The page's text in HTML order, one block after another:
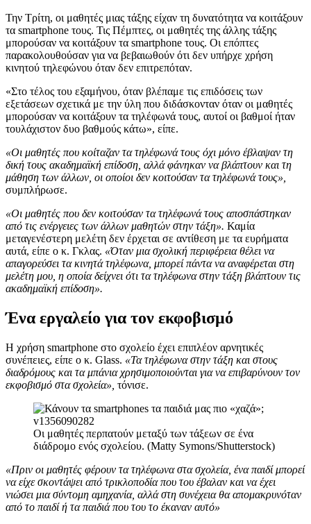
Την Τρίτη, οι μαθητές μιας τάξης είχαν τη δυνατότητα να κοιτάξουν
τα smartphone τους. Τις Πέμπτες, οι μαθητές της άλλης τάξης
μπορούσαν να κοιτάξουν τα smartphone τους. Οι επόπτες
παρακολουθούσαν για να βεβαιωθούν ότι δεν υπήρχε χρήση
κινητού τηλεφώνου όταν δεν επιτρεπόταν.
«Στο τέλος του εξαμήνου, όταν βλέπαμε τις επιδόσεις των
εξετάσεων σχετικά με την ύλη που διδάσκονταν όταν οι μαθητές
μπορούσαν να κοιτάξουν τα τηλέφωνά τους, αυτοί οι βαθμοί ήταν
τουλάχιστον δυο βαθμούς κάτω», είπε.
«Οι μαθητές που κοίταζαν τα τηλέφωνά τους όχι μόνο έβλαψαν τη
δική τους ακαδημαϊκή επίδοση, αλλά φάνηκαν να βλάπτουν και τη
μάθηση των άλλων, οι οποίοι δεν κοιτούσαν τα τηλέφωνά τους»,
συμπλήρωσε.
«Οι μαθητές που δεν κοιτούσαν τα τηλέφωνά τους αποσπάστηκαν
από τις ενέργειες των άλλων μαθητών στην τάξη». Καμία
μεταγενέστερη μελέτη δεν έρχεται σε αντίθεση με τα ευρήματα
αυτά, είπε ο κ. Γκλας. «Όταν μια σχολική περιφέρεια θέλει να
απαγορεύσει τα κινητά τηλέφωνα, μπορεί πάντα να αναφέρεται στη
μελέτη μου, η οποία δείχνει ότι τα τηλέφωνα στην τάξη βλάπτουν τις
ακαδημαϊκή επίδοση».
Ένα εργαλείο για τον εκφοβισμό
Η χρήση smartphone στο σχολείο έχει επιπλέον αρνητικές
συνέπειες, είπε ο κ. Glass. «Τα τηλέφωνα στην τάξη και στους
διαδρόμους και τα μπάνια χρησιμοποιούνται για να επιβαρύνουν τον
εκφοβισμό στα σχολεία», τόνισε.
Οι μαθητές περπατούν μεταξύ των τάξεων σε ένα
διάδρομο ενός σχολείου. (Matty Symons/Shutterstock)
«Πριν οι μαθητές φέρουν τα τηλέφωνα στα σχολεία, ένα παιδί μπορεί
να είχε σκοντάψει από τρικλοποδία που του έβαλαν και να έχει
νιώσει μια σύντομη αμηχανία, αλλά στη συνέχεια θα απομακρυνόταν
από το παιδί ή τα παιδιά που του το έκαναν αυτό»